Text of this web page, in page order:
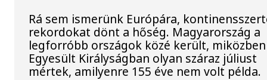
Rá sem ismerünk Európára,
rekordokat dönt a hőség. Magyarország a
legforróbb országok közé került,
Egyesült Királyságban olyan száraz júliust
mértek, amilyenre 155 éve nem volt példa.